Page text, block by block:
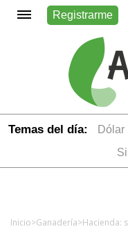
Registrarme
Temas del día: dólar
Inicio>Ganadería>